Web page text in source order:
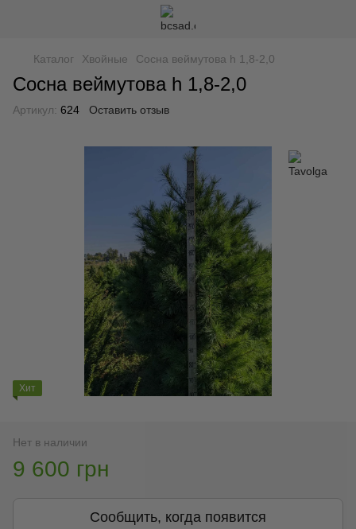
Каталог Хвойные Сосна веймутова h 1,8-2,0
Сосна веймутова h 1,8-2,0
Артикул: 624 Оставить отзыв
Хит
Нет в наличии
9 600 грн
Сообщить, когда появится